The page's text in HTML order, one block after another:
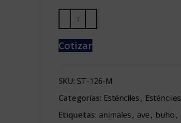
Cotizar
SKU: ST-126-M
Categorías: Esténciles, Esténciles
Etiquetas: animales, ave, buho,